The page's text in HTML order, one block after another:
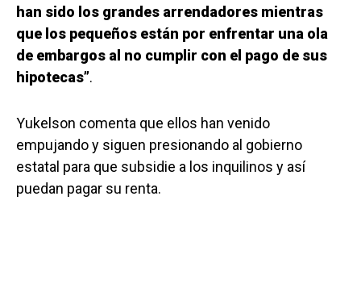
han sido los grandes arrendadores mientras
que los pequeños están por enfrentar una ola
de embargos al no cumplir con el pago de sus
hipotecas”.
Yukelson comenta que ellos han venido
empujando y siguen presionando al gobierno
estatal para que subsidie a los inquilinos y así
puedan pagar su renta.